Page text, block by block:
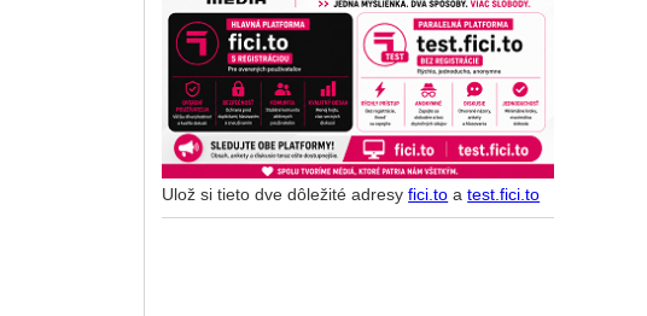
Ulož si tieto dve dôležité adresyfici.to atest.fici.to